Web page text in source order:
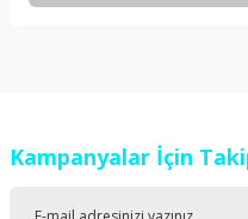
Ürün resmi kalitesiz, bozuk
Kampanyalar İçin